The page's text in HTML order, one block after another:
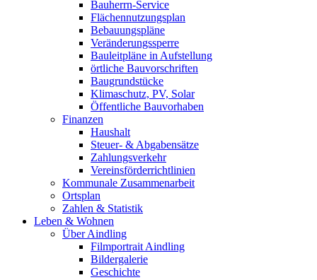
Bauherrn-Service
Flächennutzungsplan
Bebauungspläne
Veränderungssperre
Bauleitpläne in Aufstellung
örtliche Bauvorschriften
Baugrundstücke
Klimaschutz, PV, Solar
Öffentliche Bauvorhaben
Finanzen
Haushalt
Steuer- & Abgabensätze
Zahlungsverkehr
Vereinsförderrichtlinien
Kommunale Zusammenarbeit
Ortsplan
Zahlen & Statistik
Leben & Wohnen
Über Aindling
Filmportrait Aindling
Bildergalerie
Geschichte